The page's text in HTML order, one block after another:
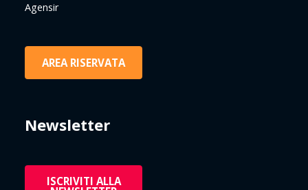
Agensir
AREA RISERVATA
Newsletter
ISCRIVITI ALLA